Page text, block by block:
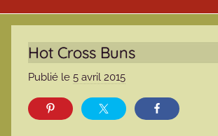
Hot Cross Buns
Publié le 5 avril 2015
r